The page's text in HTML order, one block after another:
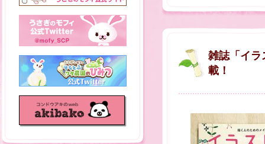
雑誌「イラ
載！